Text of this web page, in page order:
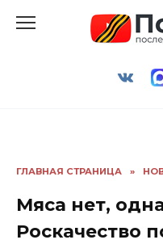
ГЛАВНАЯ СТРАНИЦА »
Мяса нет,
Роскачество